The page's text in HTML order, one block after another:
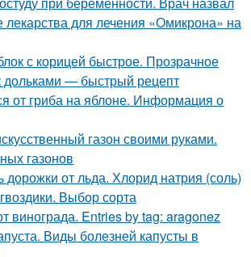
лекарства для лечения «Омикрона» на
с корицей быстрое. Прозрачное
дольками — быстрый рецепт
от гриба на яблоне. Информация о
газон своими руками.
газонов
от льда. Хлорид натрия (соль)
Выбор сорта
винограда. Entries by tag: aragonez
Виды болезней капусты в